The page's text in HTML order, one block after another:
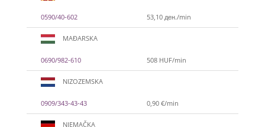
0590/40-602 53,10 ден./min
MAĐARSKA
0690/982-610 508 HUF/min
NIZOZEMSKA
0909/343-43-43 0,90 €/min
NJEMAČKA